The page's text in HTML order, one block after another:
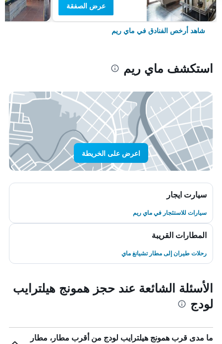
عرض الصفقة
شاهد أرخص الفنادق في ماي ريم
استكشف ماي ريم
اعرض على الخريطة
سيارت ايجار
سيارات للاستئجار في ماي ريم
المطارات القريبة
رحلات طيران إلى مطار تشيانغ ماي
الأسئلة الشائعة عند حجز همونج هيلترايب
لودج
ما مدى قرب همونج هيلترايب لودج من أقرب مطار، مطار